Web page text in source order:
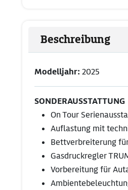
Beschreibung
Modelljahr: 2025
SONDERAUSSTATTUNG
On Tour
Auflastung mit
Bettverbreiterung
Gasdruckregler
Vorbereitung für